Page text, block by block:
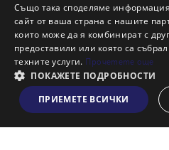
Наши офиси
Кариери
Кои сме ние?
Франчайз
Блог
Искаш ли да получаваш
на недвижими имоти?
Също така споделяме
сайт от ваша страна с нашите
които може да я комбинират с
предоставили или която са
техните услуги. Прочетете още
ПОКАЖЕТЕ ПОДРОБНОСТИ
ПРИЕМЕТЕ ВСИЧКИ